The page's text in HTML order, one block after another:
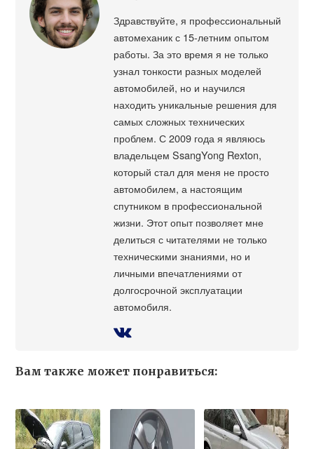
Здравствуйте, я профессиональный
автомеханик с 15-летним опытом
работы. За это время я не только
узнал тонкости разных моделей
автомобилей, но и научился
находить уникальные решения для
самых сложных технических
проблем. С 2009 года я являюсь
владельцем SsangYong Rexton,
который стал для меня не просто
автомобилем, а настоящим
спутником в профессиональной
жизни. Этот опыт позволяет мне
делиться с читателями не только
техническими знаниями, но и
личными впечатлениями от
долгосрочной эксплуатации
автомобиля.
Вам также может понравиться: